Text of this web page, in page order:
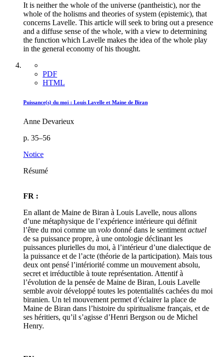
It is neither the whole of the universe (pantheistic), nor the
whole of the holisms and theories of system (epistemic), that
concerns Lavelle. This article will seek to bring out a presence
and a diffuse sense of the whole, with a view to determining
the function which Lavelle makes the idea of the whole play
in the general economy of his thought.
PDF
HTML
Puissance(s) du moi : Louis Lavelle et Maine de Biran
Anne Devarieux
p. 35–56
Notice
Résumé
FR :
En allant de Maine de Biran à Louis Lavelle, nous allons
d’une métaphysique de l’expérience intérieure qui définit
l’être du moi comme un volo donné dans le sentiment actuel
de sa puissance propre, à une ontologie déclinant les
puissances plurielles du moi, à l’intérieur d’une dialectique de
la puissance et de l’acte (théorie de la participation). Mais tous
deux ont pensé l’intériorité comme un mouvement absolu,
secret et irréductible à toute représentation. Attentif à
l’évolution de la pensée de Maine de Biran, Louis Lavelle
semble avoir développé toutes les potentialités cachées du moi
biranien. Un tel mouvement permet d’éclairer la place de
Maine de Biran dans l’histoire du spiritualisme français, et de
ses héritiers, qu’il s’agisse d’Henri Bergson ou de Michel
Henry.